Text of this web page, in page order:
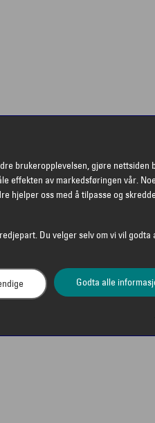
brukeropplevelsen, gjøre nettsiden
effekten av markedsføringen vår.
hjelper oss med å tilpasse og
Du velger selv om vi vil godta
Godta alle